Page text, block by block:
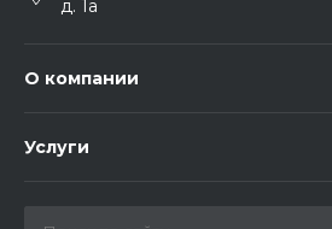
д. 1а
О компании
Услуги